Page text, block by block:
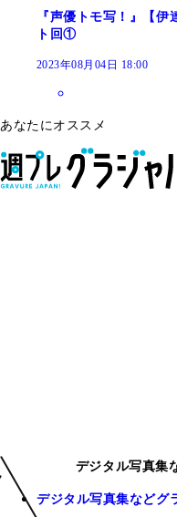
『声優トモ写！』【
ト回①
2023年08月04日 18:00
あなたにオススメ
デジタル写真集
デジタル写真集などグ